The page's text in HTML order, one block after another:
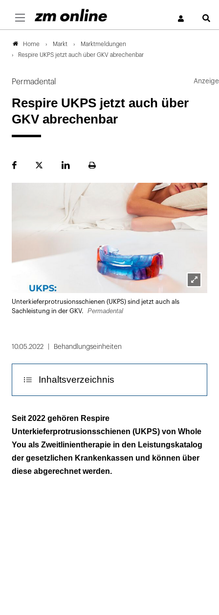
Home Markt
Marktmeldungen
Respire UKPS jetzt auch über GKV abrechenbar
Permadental
Respire UKPS jetzt auch über
GKV abrechenbar
FacebookPlattformLinekdInSeite
Lightbox
Unterkieferprotrusionsschienen (UKPS) sind jetzt auch als
Sachleistung in der GKV.
Permadental
10.05.2022 Behandlungseinheiten
Inhaltsverzeichnis
UKPS statt CPAP-Maske
Therapieführung durch Ärzt:innen mit
Zusatzweiterbildung
Seit 2022 gehören Respire
Unterkieferprotrusionsschienen (UKPS) von Whole
You als Zweitlinientherapie in den Leistungskatalog
der gesetzlichen Krankenkassen und können über
diese abgerechnet werden.